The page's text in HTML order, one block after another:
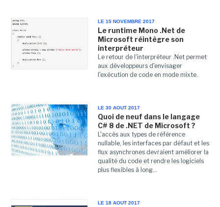
LE 15 NOVEMBRE 2017
Le runtime Mono .Net de
Microsoft réintègre son
interpréteur
Le retour de l'interpréteur .Net permet
aux développeurs d'envisager
l'exécution de code en mode mixte.
LE 30 AOUT 2017
Quoi de neuf dans le langage
C# 8 de .NET de Microsoft ?
L'accès aux types de référence
nullable, les interfaces par défaut et les
flux asynchrones devraient améliorer la
qualité du code et rendre les logiciels
plus flexibles à long...
LE 18 AOUT 2017